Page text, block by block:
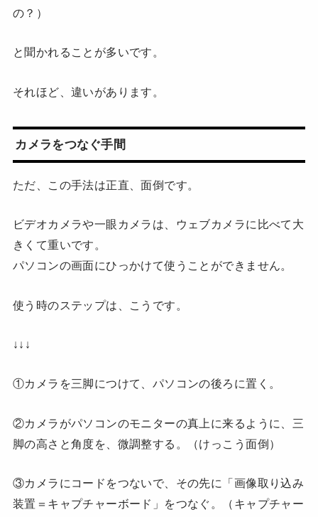
の？）
と聞かれることが多いです。
それほど、違いがあります。
カメラをつなぐ手間
ただ、この手法は正直、面倒です。
ビデオカメラや一眼カメラは、ウェブカメラに比べて大
きくて重いです。
パソコンの画面にひっかけて使うことができません。
使う時のステップは、こうです。
↓↓↓
①カメラを三脚につけて、パソコンの後ろに置く。
②カメラがパソコンのモニターの真上に来るように、三
脚の高さと角度を、微調整する。（けっこう面倒）
③カメラにコードをつないで、その先に「画像取り込み
装置＝キャプチャーボード」をつなぐ。（キャプチャー